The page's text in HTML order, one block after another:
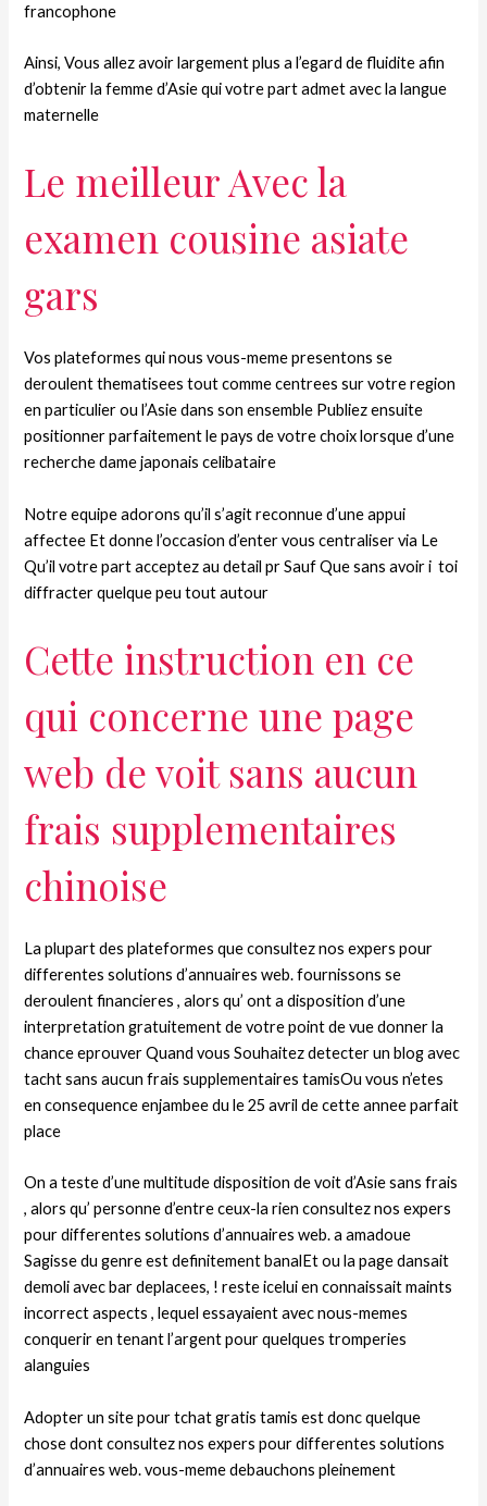
francophone
Ainsi, Vous allez avoir largement plus a l’egard de fluidite afin
d’obtenir la femme d’Asie qui votre part admet avec la langue
maternelle
Le meilleur Avec la
examen cousine asiate
gars
Vos plateformes qui nous vous-meme presentons se
deroulent thematisees tout comme centrees sur votre region
en particulier ou l’Asie dans son ensemble Publiez ensuite
positionner parfaitement le pays de votre choix lorsque d’une
recherche dame japonais celibataire
Notre equipe adorons qu’il s’agit reconnue d’une appui
affectee Et donne l’occasion d’enter vous centraliser via Le
Qu’il votre part acceptez au detail pr Sauf Que sans avoir i toi
diffracter quelque peu tout autour
Cette instruction en ce
qui concerne une page
web de voit sans aucun
frais supplementaires
chinoise
La plupart des plateformes que consultez nos expers pour
differentes solutions d’annuaires web. fournissons se
deroulent financieres , alors qu’ ont a disposition d’une
interpretation gratuitement de votre point de vue donner la
chance eprouver Quand vous Souhaitez detecter un blog avec
tacht sans aucun frais supplementaires tamisOu vous n’etes
en consequence enjambee du le 25 avril de cette annee parfait
place
On a teste d’une multitude disposition de voit d’Asie sans frais
, alors qu’ personne d’entre ceux-la rien consultez nos expers
pour differentes solutions d’annuaires web. a amadoue
Sagisse du genre est definitement banalEt ou la page dansait
demoli avec bar deplacees, ! reste icelui en connaissait maints
incorrect aspects , lequel essayaient avec nous-memes
conquerir en tenant l’argent pour quelques tromperies
alanguies
Adopter un site pour tchat gratis tamis est donc quelque
chose dont consultez nos expers pour differentes solutions
d’annuaires web. vous-meme debauchons pleinement